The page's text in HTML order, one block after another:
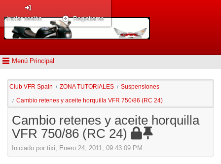
Menú Principal
Iniciar sesión Registrarse
Club VFR Spain / ZONA TUTORIALES / Suspensiones
/ Cambio retenes y aceite horquilla VFR 750/86 (RC 24)
Cambio retenes y aceite horquilla
VFR 750/86 (RC 24)
Iniciado por tixi, Enero 24, 2011, 09:43:09 PM